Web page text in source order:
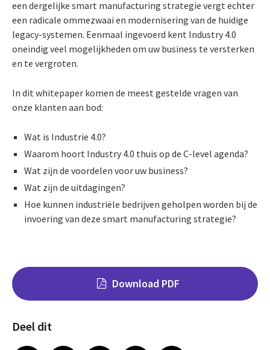
een dergelijke smart manufacturing strategie vergt echter
een radicale ommezwaai en modernisering van de huidige
legacy-systemen. Eenmaal ingevoerd kent Industry 4.0
oneindig veel mogelijkheden om uw business te versterken
en te vergroten.
In dit whitepaper komen de meest gestelde vragen van
onze klanten aan bod:
Wat is Industrie 4.0?
Waarom hoort Industry 4.0 thuis op de C-level agenda?
Wat zijn de voordelen voor uw business?
Wat zijn de uitdagingen?
Hoe kunnen industriële bedrijven geholpen worden bij de
invoering van deze smart manufacturing strategie?
Download PDF
Deel dit